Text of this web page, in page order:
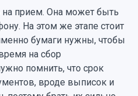
прием. Она может быть
На этом же этапе стоит
бумаги нужны, чтобы
на сбор
помнить, что срок
вроде выписок и